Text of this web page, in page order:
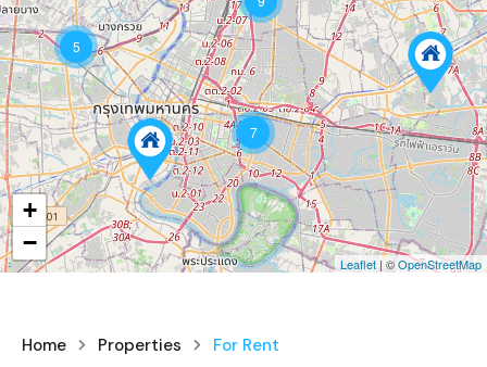
7
5
+
−
Leaflet | ©OpenStreetMap
Home Properties For Rent